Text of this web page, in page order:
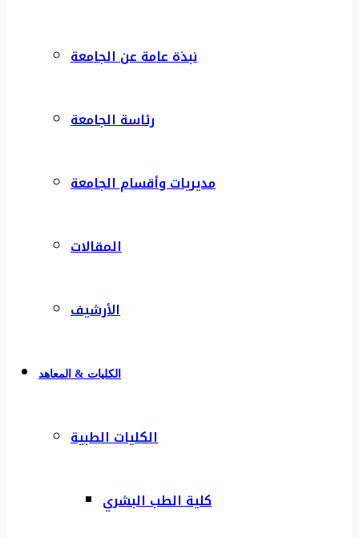
نبذة عامة عن الجامعة
رئاسة الجامعة
مديريات وأقسام الجامعة
المقالات
الأرشيف
الكليات & المعاهد
الكليات الطبية
كلية الطب البشري